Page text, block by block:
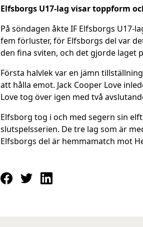
Elfsborgs U17-lag visar toppform
På söndagen åkte IF Elfsborgs U17-
fem förluster, för Elfsborgs del var
den fina sviten, och det gjorde
Första halvlek var en jämn
att hålla emot. Jack Cooper Love
Love tog över igen med två
Elfsborg tog i och med segern sin
slutspelsserien. De tre lag som är
Elfsborgs del är hemmamatch mot